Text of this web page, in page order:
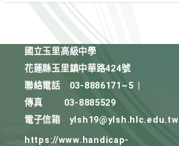
國立玉里高級中學
花蓮縣玉里鎮中華路424號
聯絡電話
03-8886171~5
傳真
03-8885529
電子信箱
ylsh19@ylsh.hlc.edu.tw
https://www.handicap-